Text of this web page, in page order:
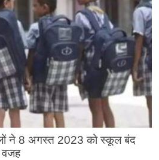
ने 8 अगस्त 2023 को स्कूल बंद
वजह